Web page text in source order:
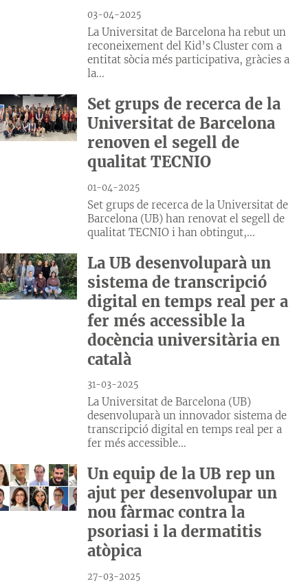
03-04-2025
La Universitat de Barcelona ha rebut un
reconeixement del Kid’s Cluster com a
entitat sòcia més participativa, gràcies a
la...
Set grups de recerca de la
Universitat de Barcelona
renoven el segell de
qualitat TECNIO
01-04-2025
Set grups de recerca de la Universitat de
Barcelona (UB) han renovat el segell de
qualitat TECNIO i han obtingut,...
La UB desenvoluparà un
sistema de transcripció
digital en temps real per a
fer més accessible la
docència universitària en
català
31-03-2025
La Universitat de Barcelona (UB)
desenvoluparà un innovador sistema de
transcripció digital en temps real per a
fer més accessible...
Un equip de la UB rep un
ajut per desenvolupar un
nou fàrmac contra la
psoriasi i la dermatitis
atòpica
27-03-2025